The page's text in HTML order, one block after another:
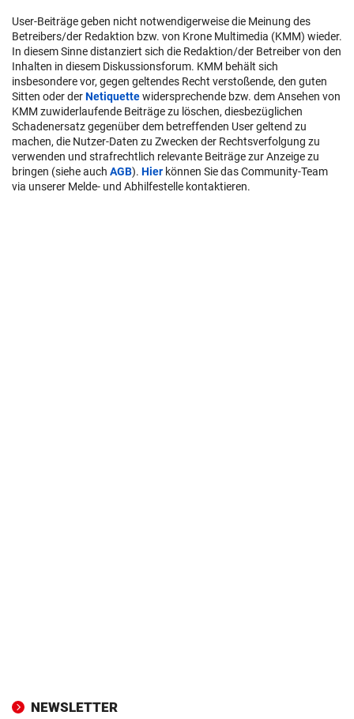
User-Beiträge geben nicht notwendigerweise die Meinung des
Betreibers/der Redaktion bzw. von Krone Multimedia (KMM) wieder.
In diesem Sinne distanziert sich die Redaktion/der Betreiber von den
Inhalten in diesem Diskussionsforum. KMM behält sich
insbesondere vor, gegen geltendes Recht verstoßende, den guten
Sitten oder derNetiquettewidersprechende bzw. dem Ansehen von
KMM zuwiderlaufende Beiträge zu löschen, diesbezüglichen
Schadenersatz gegenüber dem betreffenden User geltend zu
machen, die Nutzer-Daten zu Zwecken der Rechtsverfolgung zu
verwenden und strafrechtlich relevante Beiträge zur Anzeige zu
bringen (siehe auch AGB). Hier können Sie das Community-Team
via unserer Melde- und Abhilfestelle kontaktieren.
NEWSLETTER